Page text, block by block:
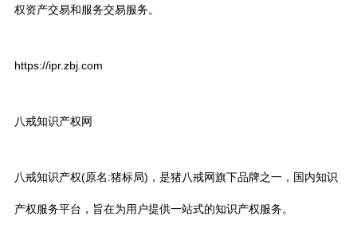
权资产交易和服务交易服务。
https://ipr.zbj.com
八戒知识产权网
八戒知识产权(原名:猪标局)，是猪八戒网旗下品牌之一，国内知识
产权服务平台，旨在为用户提供一站式的知识产权服务。